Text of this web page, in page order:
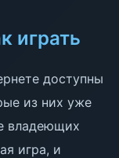
играть
доступны
из них уже
владеющих
игра, и